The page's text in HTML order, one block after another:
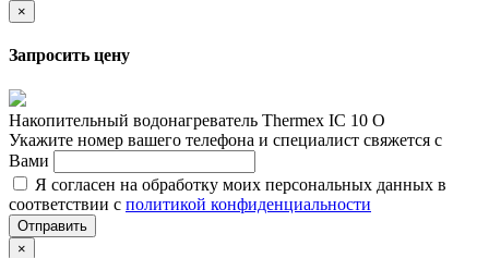
×
Запросить цену
Накопительный водонагреватель Thermex IC 10 O
Укажите номер вашего телефона и специалист свяжется с
Вами
Я согласен на обработку моих персональных данных в
соответствии с политикой конфиденциальности
Отправить
×